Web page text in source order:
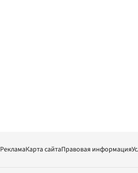
РекламаКарта сайтаПравовая информация